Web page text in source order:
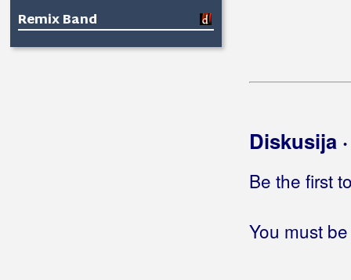
Remix Band
Renato
Diskusija
Be the first
You must